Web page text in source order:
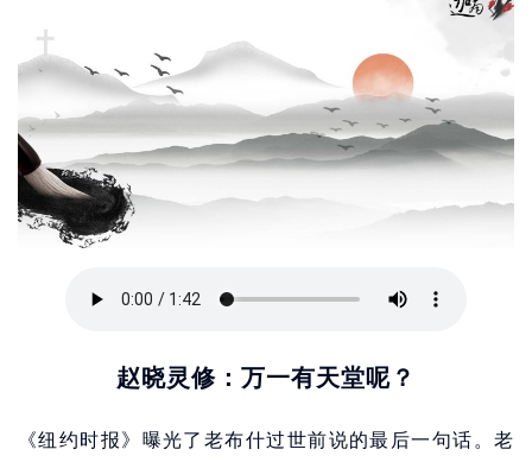
赵晓灵修：万一有天堂呢？
《纽约时报》曝光了老布什过世前说的最后一句话。老